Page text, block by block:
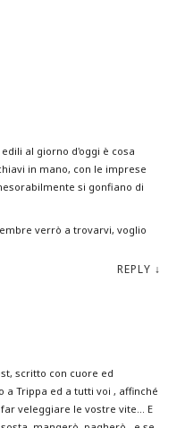
al giorno d'oggi è cosa
in mano, con le imprese
si gonfiano di
verrò a trovarvi, voglio
REPLY ↓
scritto con cuore ed
Trippa ed a tutti voi , affinché
veleggiare le vostre vite… E